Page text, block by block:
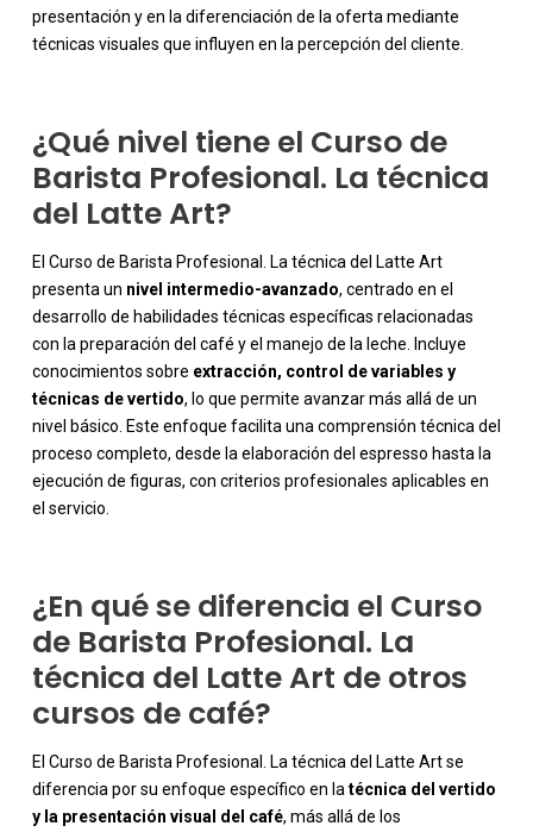
presentación y en la diferenciación de la oferta mediante
técnicas visuales que influyen en la percepción del cliente.
¿Qué nivel tiene el Curso de
Barista Profesional. La técnica
del Latte Art?
El Curso de Barista Profesional. La técnica del Latte Art
presenta un nivel intermedio-avanzado, centrado en el
desarrollo de habilidades técnicas específicas relacionadas
con la preparación del café y el manejo de la leche. Incluye
conocimientos sobre extracción, control de variables y
técnicas de vertido, lo que permite avanzar más allá de un
nivel básico. Este enfoque facilita una comprensión técnica del
proceso completo, desde la elaboración del espresso hasta la
ejecución de figuras, con criterios profesionales aplicables en
el servicio.
-
¿En qué se diferencia el Curso
de Barista Profesional. La
técnica del Latte Art de otros
cursos de café?
El Curso de Barista Profesional. La técnica del Latte Art se
diferencia por su enfoque específico en la técnica del vertido
y la presentación visual del café, más allá de los